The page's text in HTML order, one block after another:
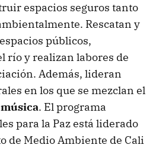
espacios seguros tanto
Rescatan y
públicos,
río y realizan labores de
Además, lideran
en los que se mezclan el
. El programa
para la Paz está liderado
de Medio Ambiente de Cali